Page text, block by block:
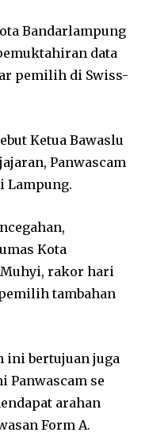
Bandarlampung
data
pemilih di Swiss-
Ketua Bawaslu
Panwascam
Lampung.
Kota
rakor hari
tambahan
ini bertujuan juga
Panwascam se
arahan
Form A.